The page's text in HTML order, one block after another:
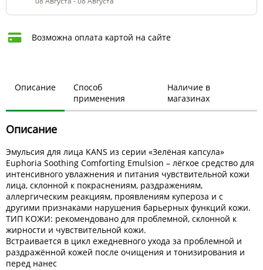
Возможна оплата картой на сайте
Описание
Способ
применения
Наличие в
магазинах
Описание
Эмульсия для лица KANS из серии «Зелёная капсула»
Euphoria Soothing Comforting Emulsion – лёгкое средство для
интенсивного увлажнения и питания чувствительной кожи
лица, склонной к покраснениям, раздражениям,
аллергическим реакциям, проявлениям купероза и с
другими признаками нарушения барьерных функций кожи.
ТИП КОЖИ: рекомендовано для проблемной, склонной к
жирности и чувствительной кожи.
Встраивается в цикл ежедневного ухода за проблемной и
раздражённой кожей после очищения и тонизирования и
перед нанес